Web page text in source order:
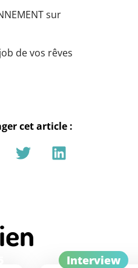
sur
de vos rêves
cet article :
Interview